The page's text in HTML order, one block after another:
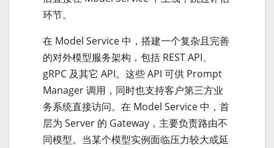
环节。
在 Model Service 中，搭建一个复杂且完善
的对外模型服务架构，包括 REST API、
gRPC 及其它 API。这些 API 可供 Prompt
Manager 调用，同时也支持客户第三方业
务系统直接访问。在 Model Service 中，首
层为 Server 的 Gateway，主要负责路由不
同模型。当某个模型实例面临压力较大或延